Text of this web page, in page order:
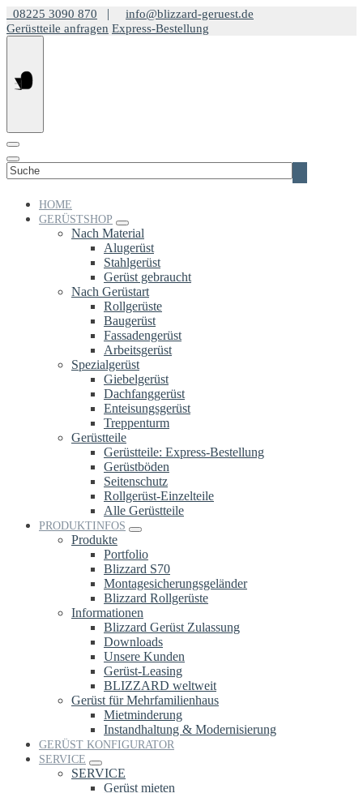
Springe
zum
Inhalt
08225 3090 870 |
info@blizzard-geruest.de
Gerüstteile anfragen Express-Bestellung
nach:
HOME
GERÜSTSHOP
Nach Material
Alugerüst
Stahlgerüst
Gerüst gebraucht
Nach Gerüstart
Rollgerüste
Baugerüst
Fassadengerüst
Arbeitsgerüst
Spezialgerüst
Giebelgerüst
Dachfanggerüst
Enteisungsgerüst
Treppenturm
Gerüstteile
Gerüstteile: Express-Bestellung
Gerüstböden
Seitenschutz
Rollgerüst-Einzelteile
Alle Gerüstteile
PRODUKTINFOS
Produkte
Portfolio
Blizzard S70
Montagesicherungsgeländer
Blizzard Rollgerüste
Informationen
Blizzard Gerüst Zulassung
Downloads
Unsere Kunden
Gerüst-Leasing
BLIZZARD weltweit
Gerüst für Mehrfamilienhaus
Mietminderung
Instandhaltung & Modernisierung
GERÜST KONFIGURATOR
SERVICE
SERVICE
Gerüst mieten